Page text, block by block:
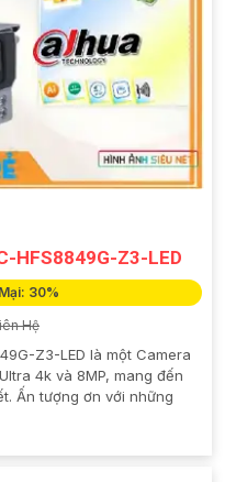
HFS8849G-Z3-LED
30%
Hệ
Z3-LED là một Camera
4k và 8MP, mang đến
Ấn tượng ơn với những